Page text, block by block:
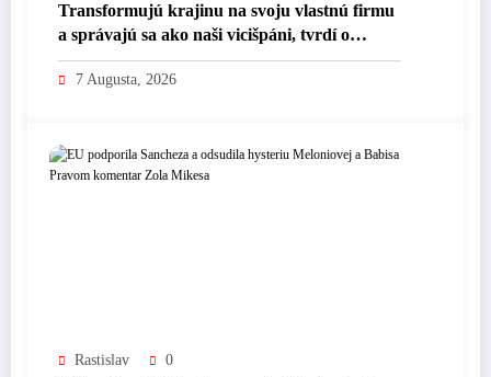
Transformujú krajinu na svoju vlastnú firmu
a správajú sa ako naši vicišpáni, tvrdí o
vládnej moci Peter Bárdy (videopodcast)
7 Augusta, 2026
Rastislav 0